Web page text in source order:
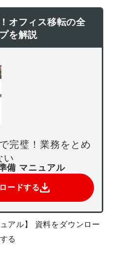
オフィス移転の全
を解説
完璧！業務をとめ
い
備 マニュアル
ードする
アル】 資料をダウンロー
る